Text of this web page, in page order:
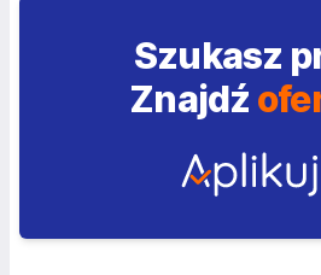
Szukasz
Znajdź